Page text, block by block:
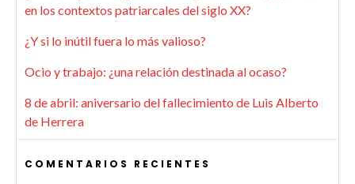
en los contextos patriarcales del siglo XX?
¿Y si lo inútil fuera lo más valioso?
Ocio y trabajo: ¿una relación destinada al ocaso?
8 de abril: aniversario del fallecimiento de Luis Alberto
de Herrera
COMENTARIOS RECIENTES